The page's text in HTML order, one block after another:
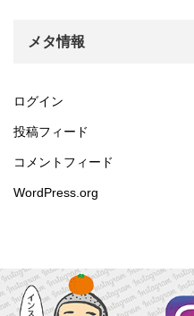
メタ情報
ログイン
投稿フィード
コメントフィード
WordPress.org